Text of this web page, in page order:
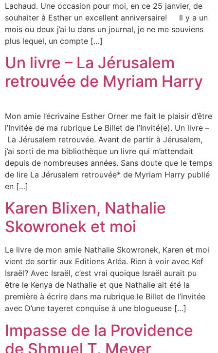
Lachaud. Une occasion pour moi, en ce 25 janvier, de
souhaiter à Esther un excellent anniversaire! Il y a un
mois ou deux j’ai lu dans un journal, je ne me souviens
plus lequel, un compte […]
Un livre – La Jérusalem
retrouvée de Myriam Harry
Mon amie l’écrivaine Esther Orner me fait le plaisir d’être
l’Invitée de ma rubrique Le Billet de l’Invité(e). Un livre –
La Jérusalem retrouvée. Avant de partir à Jérusalem,
j’ai sorti de ma bibliothèque un livre qui m’attendait
depuis de nombreuses années. Sans doute que le temps
de lire La Jérusalem retrouvée* de Myriam Harry publié
en […]
Karen Blixen, Nathalie
Skowronek et moi
Le livre de mon amie Nathalie Skowronek, Karen et moi
vient de sortir aux Editions Arléa. Rien à voir avec Kef
Israël? Avec Israël, c’est vrai quoique Israël aurait pu
être le Kenya de Nathalie et que Nathalie ait été la
première à écrire dans ma rubrique le Billet de l’invitée
avec D’une tayeret conquise à une blogueuse […]
Impasse de la Providence
de Shmuel T. Meyer